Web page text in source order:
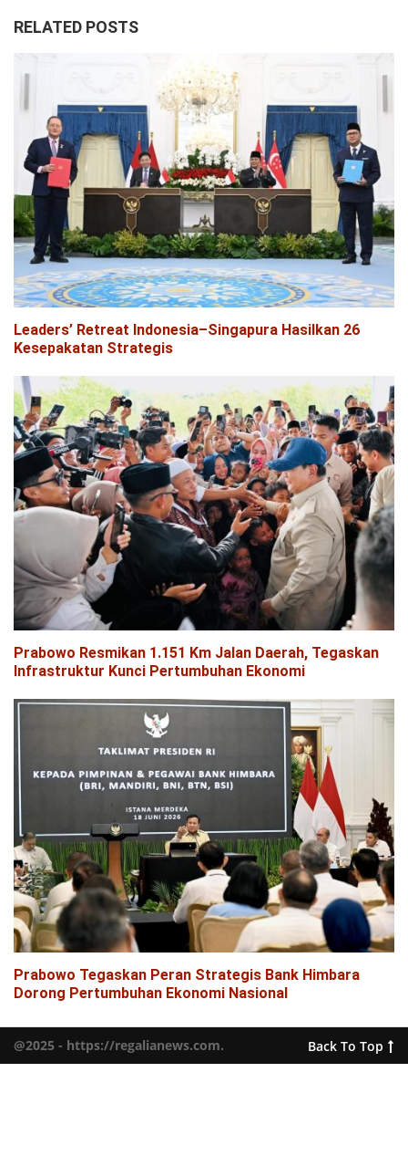
RELATED POSTS
Leaders’ Retreat Indonesia–Singapura Hasilkan 26
Kesepakatan Strategis
Prabowo Resmikan 1.151 Km Jalan Daerah, Tegaskan
Infrastruktur Kunci Pertumbuhan Ekonomi
Prabowo Tegaskan Peran Strategis Bank Himbara
Dorong Pertumbuhan Ekonomi Nasional
@2025 - https://regalianews.com. Back To Top